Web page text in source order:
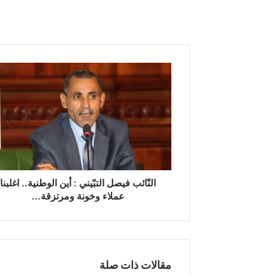
نّ
ا
ئ
ص
ت
ي
النّائب فيصل التبّيني : أين الوطنية.. اغلبنا
عملاء وخونة ومرتزقة...
مقالات ذات صلة